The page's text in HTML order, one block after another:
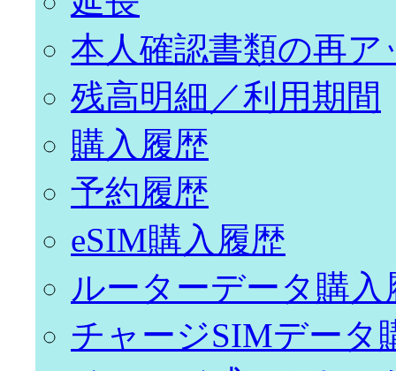
本人確認書類の再ア
残高明細／利用期間
購入履歴
予約履歴
eSIM購入履歴
ルーターデータ購入
チャージSIMデータ